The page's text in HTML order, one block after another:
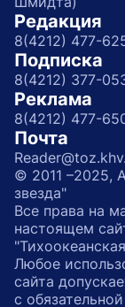
Редакция
8(4212) 477-
Подписка
8(4212) 377-
Реклама
8(4212) 477-
Почта
© 2011 –2025,
звезда"
Все права на
настоящем
Любое
сайта
с